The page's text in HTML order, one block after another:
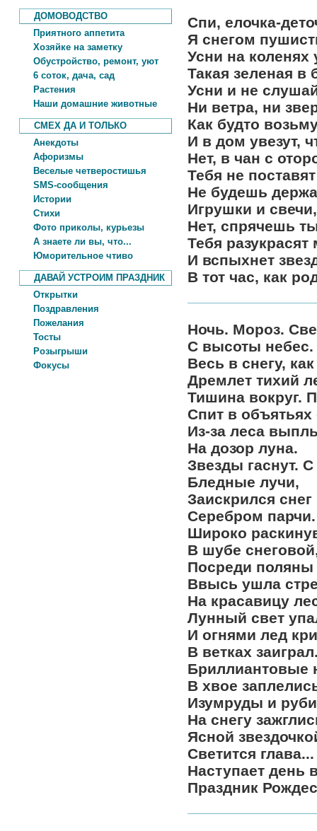
ДОМОВОДСТВО
Приятного аппетита
Хозяйке на заметку
Обустройство, ремонт, уют
6 соток, дача, сад
Растения
Наши домашние животные
СМЕХ ДА И ТОЛЬКО
Анекдоты
Афоризмы
Веселые четверостишья
SMS-сообщения
Истории
Стихи
Фото приколы, курьезы
А знаете ли вы, что...
Юморительное чтиво
ДАВАЙ УСТРОИМ ПРАЗДНИК
Открытки
Поздравления
Пожелания
Тосты
Розыгрыши
Фокусы
Спи, елочка-
Я снегом
Усни на
Такая зеленая в
Усни и не
Ни ветра, ни
Как будто
И в дом увезут,
Нет, в чан с
Тебя не
Не будешь
Игрушки и
Нет, спрячешь
Тебя
И вспыхнет
В тот час, как
Ночь. Мороз.
С высоты небес.
Весь в снегу,
Дремлет тихий
Тишина вокруг.
Спит в объятьях
Из-за леса
На дозор луна.
Звезды гаснут.
Бледные лучи,
Заискрился
Серебром парчи.
Широко
В шубе
Посреди поляны
Ввысь ушла
На красавицу
Лунный свет
И огнями лед
В ветках
Бриллиантовые
В хвое
Изумруды и
На снегу
Ясной
Светится глава...
Наступает день
Праздник